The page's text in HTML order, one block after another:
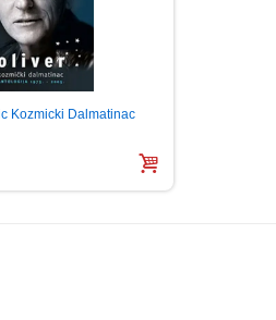
Kozmicki Dalmatinac